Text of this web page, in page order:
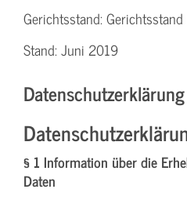
Gerichtsstand:
Stand: Juni 2019
§ 1 Information über die
Daten